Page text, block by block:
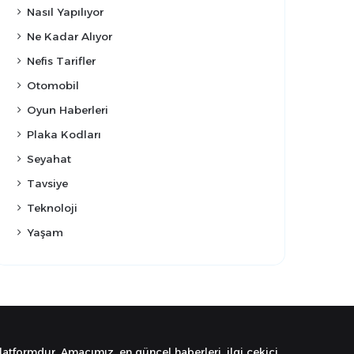
Nasıl Yapılıyor
Ne Kadar Alıyor
Nefis Tarifler
Otomobil
Oyun Haberleri
Plaka Kodları
Seyahat
Tavsiye
Teknoloji
Yaşam